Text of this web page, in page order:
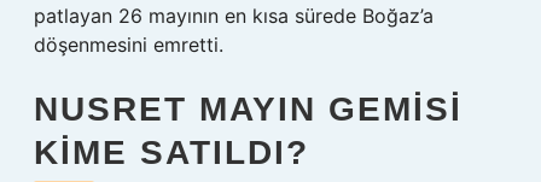
patlayan 26 mayının en kısa sürede Boğaz’a
döşenmesini emretti.
NUSRET MAYIN GEMISI
KIME SATILDI?